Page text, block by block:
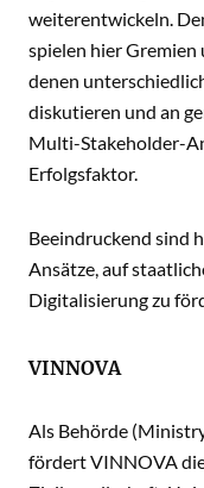
weiterentwickeln.
spielen hier Gremien
denen
diskutieren und an
Multi-Stakeholder-
Erfolgsfaktor.
Beeindruckend sind
Ansätze, auf
Digitalisierung zu
VINNOVA
Als Behörde
fördert VINNOVA